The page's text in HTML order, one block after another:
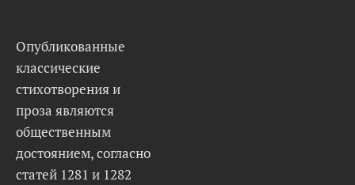
Опубликованные
классические
стихотворения и
проза являются
общественным
достоянием, согласно
статей 1281 и 1282